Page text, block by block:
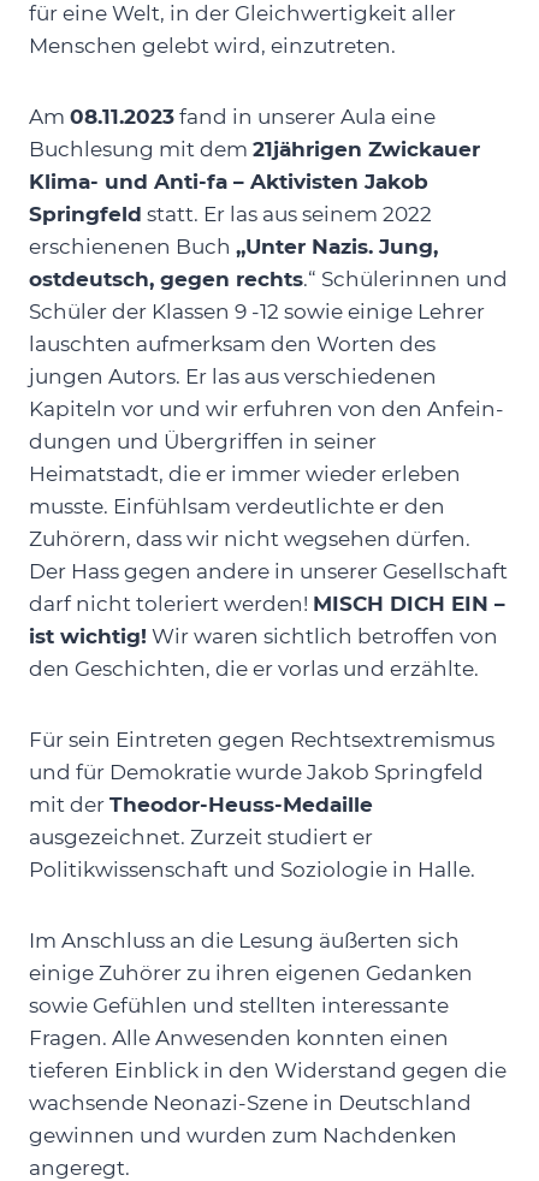
für eine Welt, in der Gleichwertigkeit aller
Menschen gelebt wird, einzutreten.
Am 08.11.2023 fand in unserer Aula eine
Buchlesung mit dem 21jährigen Zwickauer
Klima- und Anti-fa – Aktivisten Jakob
Springfeld statt. Er las aus seinem 2022
erschienenen Buch „Unter Nazis. Jung,
ostdeutsch, gegen rechts.“ Schülerinnen und
Schüler der Klassen 9 -12 sowie einige Lehrer
lauschten aufmerksam den Worten des
jungen Autors. Er las aus verschiedenen
Kapiteln vor und wir erfuhren von den Anfein-
dungen und Übergriffen in seiner
Heimatstadt, die er immer wieder erleben
musste. Einfühlsam verdeutlichte er den
Zuhörern, dass wir nicht wegsehen dürfen.
Der Hass gegen andere in unserer Gesellschaft
darf nicht toleriert werden! MISCH DICH EIN –
ist wichtig! Wir waren sichtlich betroffen von
den Geschichten, die er vorlas und erzählte.
Für sein Eintreten gegen Rechtsextremismus
und für Demokratie wurde Jakob Springfeld
mit der Theodor-Heuss-Medaille
ausgezeichnet. Zurzeit studiert er
Politikwissenschaft und Soziologie in Halle.
Im Anschluss an die Lesung äußerten sich
einige Zuhörer zu ihren eigenen Gedanken
sowie Gefühlen und stellten interessante
Fragen. Alle Anwesenden konnten einen
tieferen Einblick in den Widerstand gegen die
wachsende Neonazi-Szene in Deutschland
gewinnen und wurden zum Nachdenken
angeregt.